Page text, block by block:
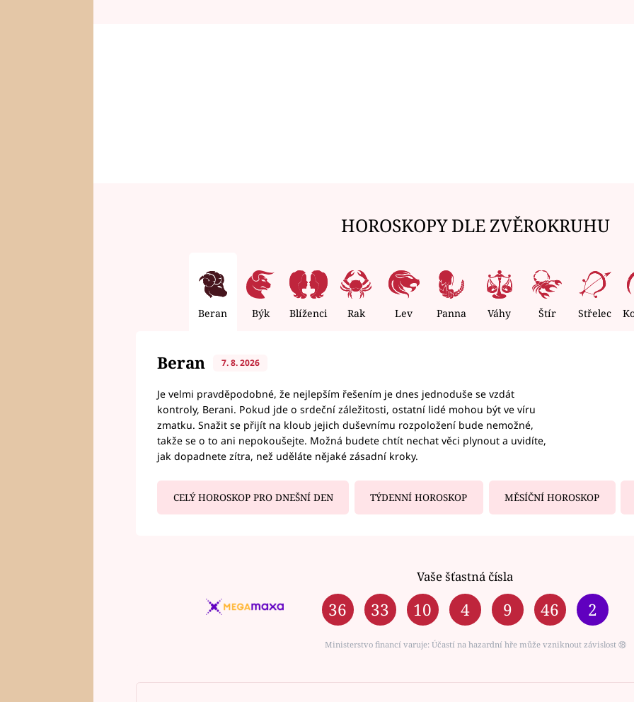
HOROSKOPY DLE ZVĚROKRUHU
Beran Býk Blíženci Rak Lev Panna Váhy Štír Střelec
Beran 7. 8. 2026
Je velmi pravděpodobné, že nejlepším řešením je dnes jednoduše se vzdát
kontroly, Berani. Pokud jde o srdeční záležitosti, ostatní lidé mohou být ve víru
zmatku. Snažit se přijít na kloub jejich duševnímu rozpoložení bude nemožné,
takže se o to ani nepokoušejte. Možná budete chtít nechat věci plynout a uvidíte,
jak dopadnete zítra, než uděláte nějaké zásadní kroky.
CELÝ HOROSKOP PRO DNEŠNÍ DEN TÝDENNÍ HOROSKOP MĚSÍČNÍ HOROSKOP
Vaše šťastná čísla
36 33 10 4 9 46 2
Ministerstvo financí varuje: Účastí na hazardní hře může vzniknout závislost ⑱